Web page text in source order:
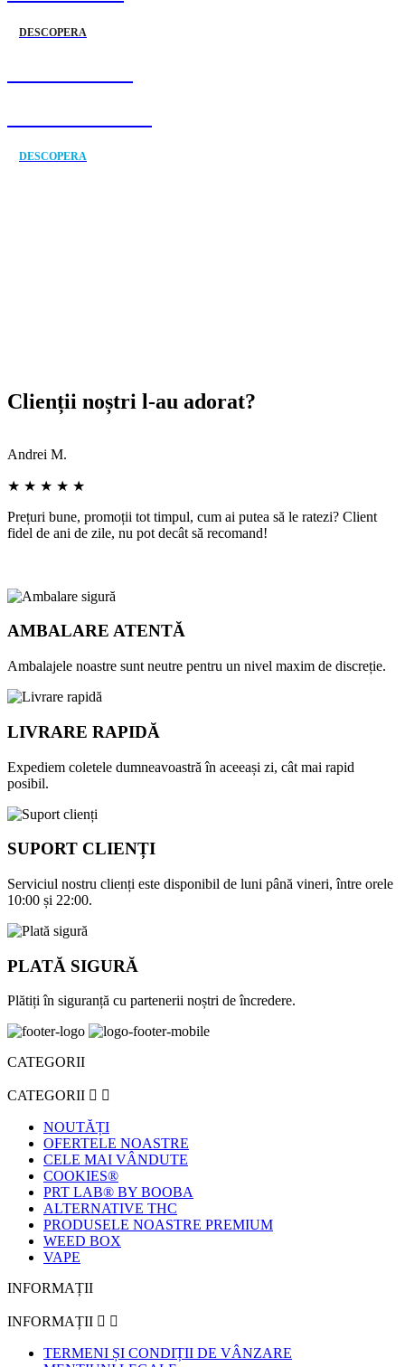
DESCOPERA
DESCOPERA
Clienții noștri l-au adorat?
Andrei M.
★ ★ ★ ★ ★
Prețuri bune, promoții tot timpul, cum ai putea să le ratezi? Client
fidel de ani de zile, nu pot decât să recomand!
AMBALARE ATENTĂ
Ambalajele noastre sunt neutre pentru un nivel maxim de discreție.
LIVRARE RAPIDĂ
Expediem coletele dumneavoastră în aceeași zi, cât mai rapid
posibil.
SUPORT CLIENȚI
Serviciul nostru clienți este disponibil de luni până vineri, între orele
10:00 și 22:00.
PLATĂ SIGURĂ
Plătiți în siguranță cu partenerii noștri de încredere.
CATEGORII
CATEGORII  
NOUTĂȚI
OFERTELE NOASTRE
CELE MAI VÂNDUTE
COOKIES®
PRT LAB® BY BOOBA
ALTERNATIVE THC
PRODUSELE NOASTRE PREMIUM
WEED BOX
VAPE
INFORMAȚII
INFORMAȚII  
TERMENI ȘI CONDIȚII DE VÂNZARE